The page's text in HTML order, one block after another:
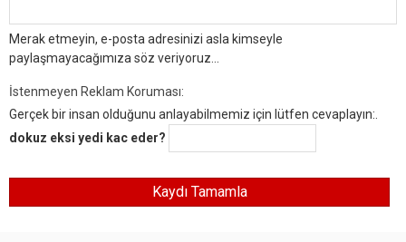
Merak etmeyin, e-posta adresinizi asla kimseyle
paylaşmayacağımıza söz veriyoruz...
İstenmeyen Reklam Koruması:
Gerçek bir insan olduğunu anlayabilmemiz için lütfen cevaplayın:.
dokuz eksi yedi kac eder?